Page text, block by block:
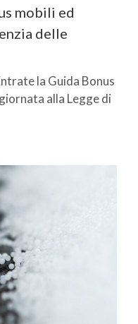
mobili ed
delle
la Guida Bonus
alla Legge di